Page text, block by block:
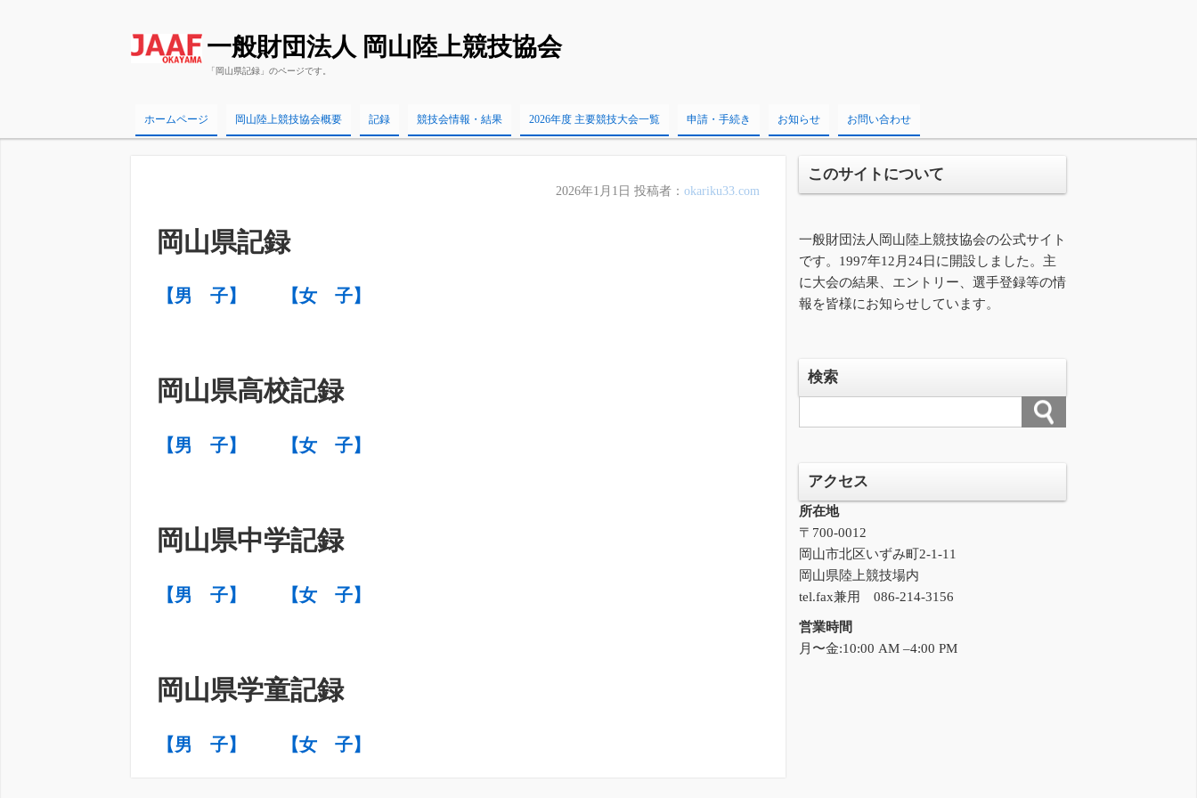
一般財団法人 岡山陸上競技協会
「岡山県記録」のページです。
ホームページ 岡山陸上競技協会概要 記録 競技会情報・結果 2026年度 主要競技大会一覧 申請・手続き お知らせ お問い合わせ
2026年1月1日 投稿者： okariku33.com
岡山県記録
【男 子】 【女 子】
岡山県高校記録
【男 子】 【女 子】
岡山県中学記録
【男 子】 【女 子】
岡山県学童記録
【男 子】 【女 子】
このサイトについて
一般財団法人岡山陸上競技協会の公式サイト
です。1997年12月24日に開設しました。主
に大会の結果、エントリー、選手登録等の情
報を皆様にお知らせしています。
検索
アクセス
所在地
〒700-0012
岡山市北区いずみ町2-1-11
岡山県陸上競技場内
tel.fax兼用 086-214-3156
営業時間
月〜金:10:00 AM –4:00 PM